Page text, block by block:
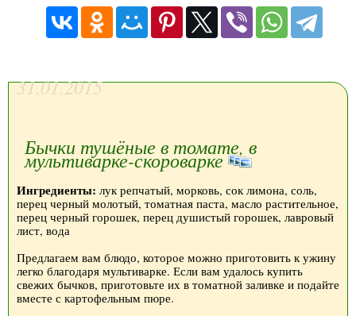
31.01.2015
Бычки тушёные в томате, в
мультиварке-скороварке
Ингредиенты: лук репчатый, морковь, сок лимона, соль,
перец черный молотый, томатная паста, масло растительное,
перец черный горошек, перец душистый горошек, лавровый
лист, вода
Предлагаем вам блюдо, которое можно приготовить к ужину
легко благодаря мультиварке. Если вам удалось купить
свежих бычков, приготовьте их в томатной заливке и подайте
вместе с картофельным пюре.